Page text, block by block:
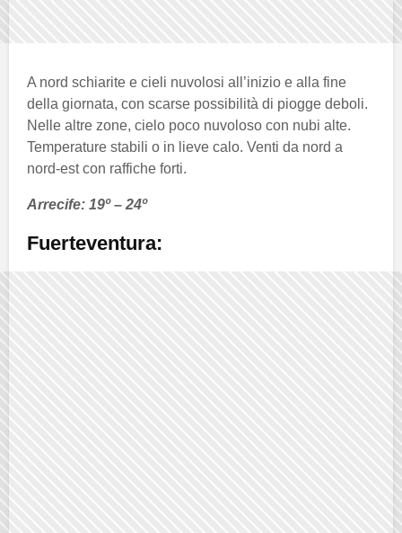
A nord schiarite e cieli nuvolosi all’inizio e alla fine
della giornata, con scarse possibilità di piogge deboli.
Nelle altre zone, cielo poco nuvoloso con nubi alte.
Temperature stabili o in lieve calo. Venti da nord a
nord-est con raffiche forti.
Arrecife: 19º – 24º
Fuerteventura: